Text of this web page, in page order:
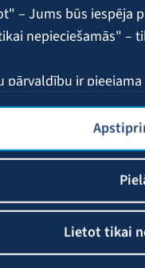
– Jums būs iespēja
nepieciešamās" –
ir pieejama
Lietot tikai
LV-1013, Latvija.